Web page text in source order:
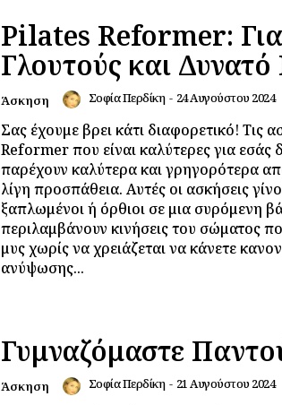
Pilates Reformer: Για
Γλουτούς και
Άσκηση Σοφία Περδίκη - 24 Αυγούστου 2024
Σας έχουμε βρει κάτι διαφορετικό! Τις
Reformer που είναι καλύτερες για εσάς
παρέχουν καλύτερα και γρηγορότερα
λίγη προσπάθεια. Αυτές οι ασκήσεις
ξαπλωμένοι ή όρθιοι σε μια συρόμενη
περιλαμβάνουν κινήσεις του σώματος
μυς χωρίς να χρειάζεται να κάνετε
ανύψωσης...
Γυμναζόμαστε
Άσκηση Σοφία Περδίκη - 21 Αυγούστου 2024